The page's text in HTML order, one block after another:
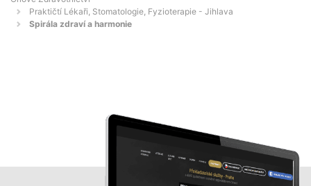
Praktičtí Lékaři, Stomatologie, Fyzioterapie - Jihlava
Spirála zdraví a harmonie